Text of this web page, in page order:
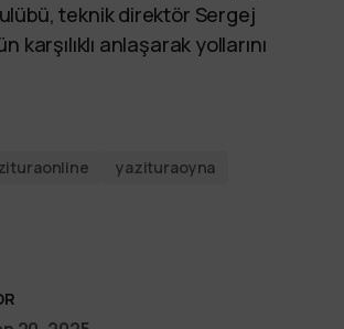
teknik direktör Sergej
karşılıklı anlaşarak yollarını
yazituraoyna